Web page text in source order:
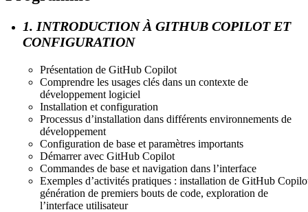
1. INTRODUCTION À GITHUB COPILOT ET
CONFIGURATION
Présentation de GitHub Copilot
Comprendre les usages clés dans un contexte de
développement logiciel
Installation et configuration
Processus d’installation dans différents environnements de
développement
Configuration de base et paramètres importants
Démarrer avec GitHub Copilot
Commandes de base et navigation dans l’interface
Exemples d’activités pratiques : installation de GitHub
génération de premiers bouts de code, exploration de
l’interface utilisateur